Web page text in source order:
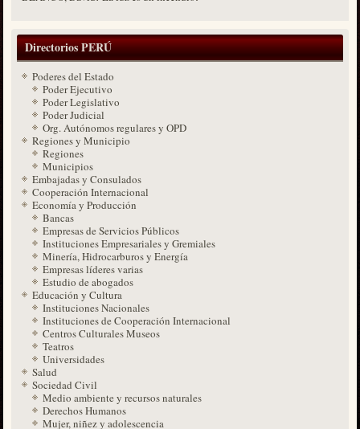
Directorios PERÚ
Poderes del Estado
Poder Ejecutivo
Poder Legislativo
Poder Judicial
Org. Autónomos regulares y OPD
Regiones y Municipio
Regiones
Municipios
Embajadas y Consulados
Cooperación Internacional
Economía y Producción
Bancas
Empresas de Servicios Públicos
Instituciones Empresariales y Gremiales
Minería, Hidrocarburos y Energía
Empresas líderes varias
Estudio de abogados
Educación y Cultura
Instituciones Nacionales
Instituciones de Cooperación Internacional
Centros Culturales Museos
Teatros
Universidades
Salud
Sociedad Civil
Medio ambiente y recursos naturales
Derechos Humanos
Mujer, niñez y adolescencia